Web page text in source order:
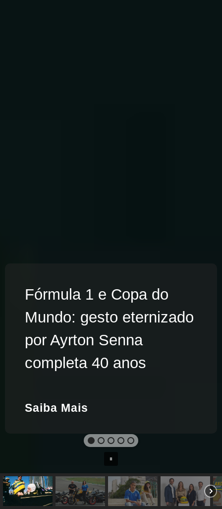
Fórmula 1 e Copa do
Mundo: gesto eternizado
por Ayrton Senna
completa 40 anos
Saiba Mais